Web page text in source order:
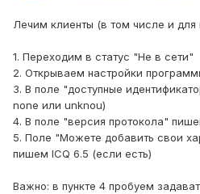
Лечим клиенты (в том числе и для
1. Переходим в статус "Не в сети"
2. Открываем настройки
3. В поле "доступные
none или unknou)
4. В поле "версия протокола"
5. Поле "Можете добавить свои
пишем ICQ 6.5 (если есть)
Важно: в пункте 4 пробуем